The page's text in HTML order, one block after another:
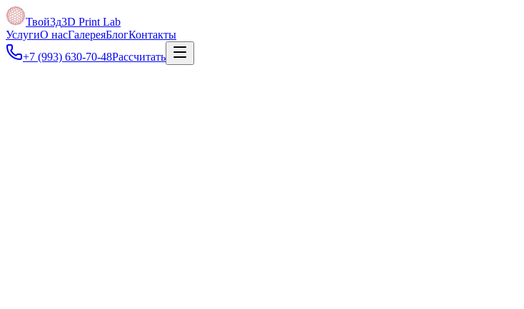
Твой3д3D Print Lab
УслугиО насГалереяБлогКонтакты
+7 (993) 630-70-48Рассчитать